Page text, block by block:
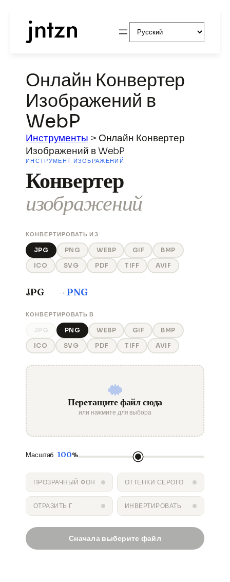
Выбрать
язык
Онлайн Конвертер
Изображений в
WebP
Инструменты > Онлайн Конвертер
Изображений в WebP
ИНСТРУМЕНТ ИЗОБРАЖЕНИЙ
Конвертер
изображений
КОНВЕРТИРОВАТЬ ИЗ
JPG PNG WEBP GIF
BMP
ICO
SVG PDF TIFF AVIF
JPG →PNG
КОНВЕРТИРОВАТЬ В
JPG PNG WEBP GIF
BMP
ICO
SVG PDF TIFF AVIF
Перетащите файл сюда
или нажмите для выбора
Масштаб 100%
ПРОЗРАЧНЫЙ ФОН ОТТЕНКИ СЕРОГО
ОТРАЗИТЬ Г ИНВЕРТИРОВАТЬ
Сначала выберите файл